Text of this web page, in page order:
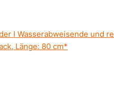
I Wasserabweisende und
Länge: 80 cm*